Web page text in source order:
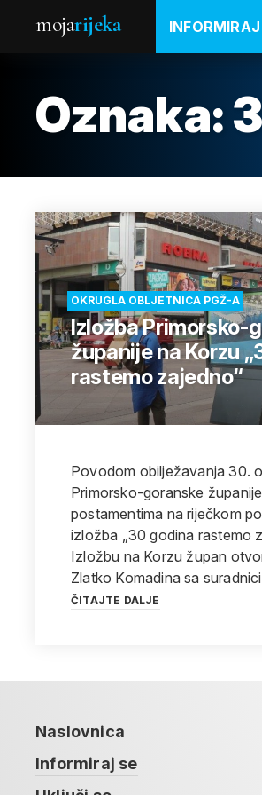
mojarijeka INFORMIRAJ
Oznaka:
OKRUGLA OBLJETNICA PGŽ-A
Izložba Primorsko-
županije na Korzu
rastemo zajedno“
Povodom obilježavanja 30.
Primorsko-goranske
postamentima na riječkom
izložba „30 godina rastemo
Izložbu na Korzu župan
Zlatko Komadina sa
ČITAJTE DALJE
Naslovnica
Informiraj se